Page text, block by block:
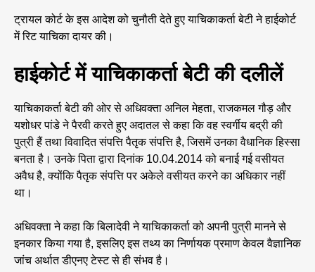
ट्रायल कोर्ट के इस आदेश को चुनौती देते हुए याचिकाकर्ता बेटी ने हाईकोर्ट
में रिट याचिका दायर की।
हाईकोर्ट में याचिकाकर्ता बेटी की दलीलें
याचिकाकर्ता बेटी की ओर से अधिवक्ता अनिल मेहता, राजकमल गौड़ और
यशोधर पांडे ने पैरवी करते हुए अदातल से कहा कि वह स्वर्गीय बद्री की
पुत्री हैं तथा विवादित संपत्ति पैतृक संपत्ति है, जिसमें उनका वैधानिक हिस्सा
बनता है। उनके पिता द्वारा दिनांक 10.04.2014 को बनाई गई वसीयत
अवैध है, क्योंकि पैतृक संपत्ति पर अकेले वसीयत करने का अधिकार नहीं
था।
अधिवक्ता ने कहा कि बिलादेवी ने याचिकाकर्ता को अपनी पुत्री मानने से
इनकार किया गया है, इसलिए इस तथ्य का निर्णायक प्रमाण केवल वैज्ञानिक
जांच अर्थात डीएनए टेस्ट से ही संभव है।